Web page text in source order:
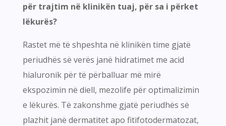
për trajtim në klinikën tuaj, për sa i përket
lëkurës?
Rastet më të shpeshta në klinikën time gjatë
periudhës së verës janë hidratimet me acid
hialuronik për të përballuar më mirë
ekspozimin në diell, mezolife për optimalizimin
e lëkurës. Të zakonshme gjatë periudhës së
plazhit janë dermatitet apo fitifotodermatozat,